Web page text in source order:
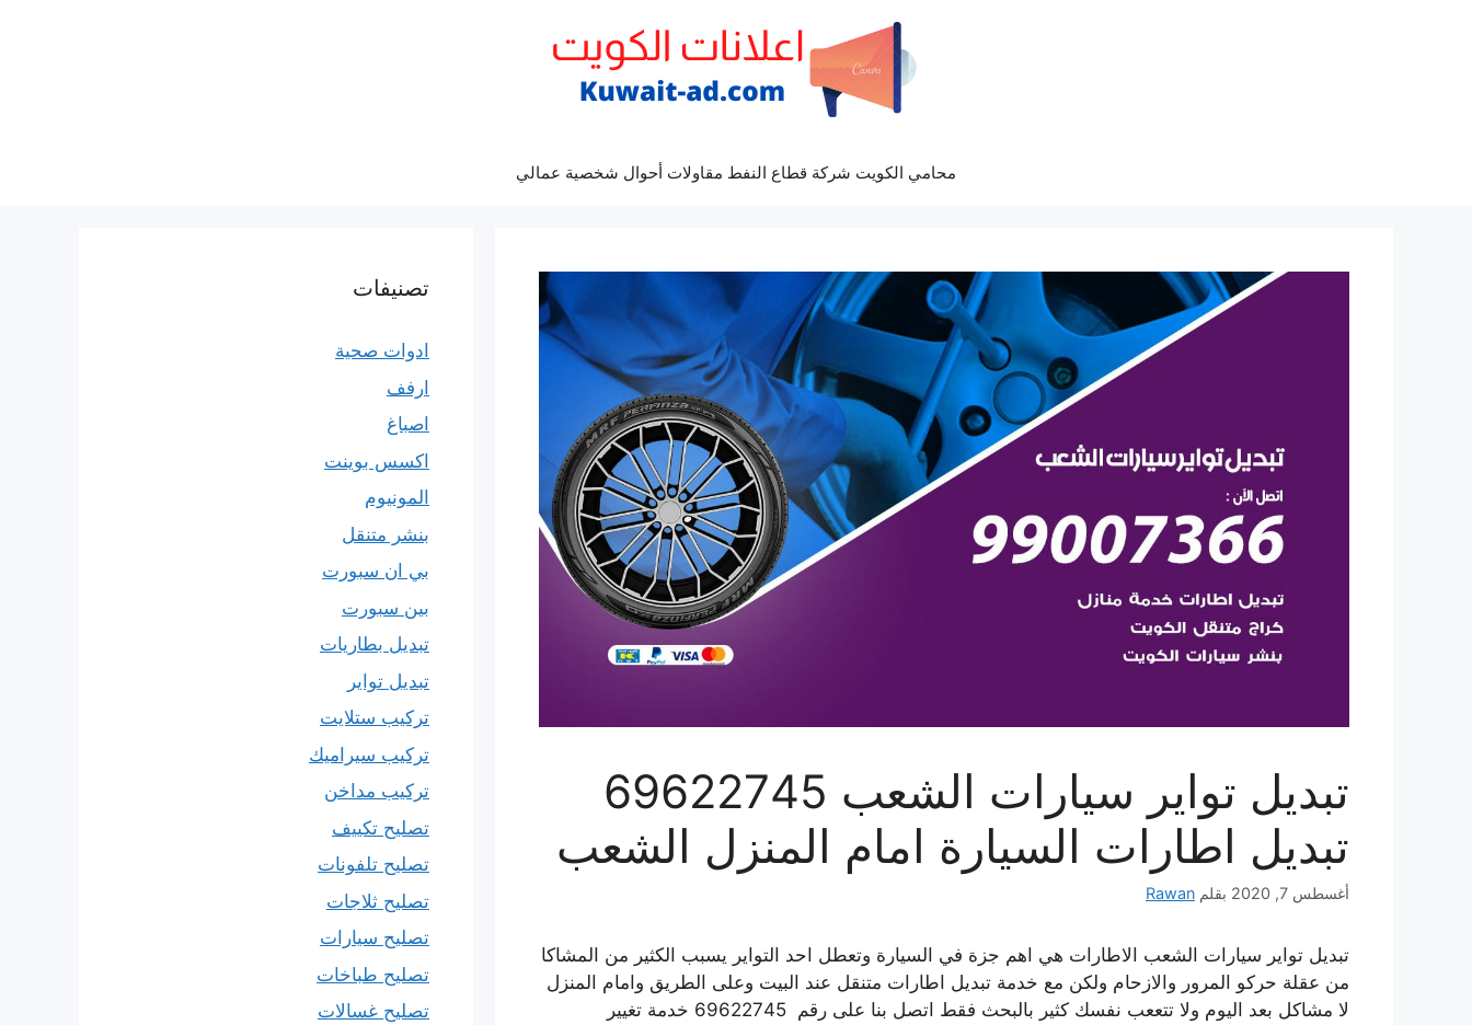
محامي الكويت شركة قطاع النفط مقاولات أحوال شخصية عمالي
تبديل تواير سيارات الشعب 69622745
تبديل اطارات السيارة امام المنزل الشعب
أغسطس 7, 2020 بقلم Rawan
تبديل تواير سيارات الشعب الاطارات هي اهم جزة في السيارة وتعطل احد التواير يسبب الكثير من المشاكا
من عقلة حركو المرور والازحام ولكن مع خدمة تبديل اطارات متنقل عند البيت وعلى الطريق وامام المنزل
لا مشاكل بعد اليوم ولا تتععب نفسك كثير بالبحث فقط اتصل بنا على رقم 69622745 خدمة تغيير
تصنيفات
ادوات صحية
ارفف
اصباغ
اكسس بوينت
المونيوم
بنشر متنقل
بي ان سبورت
بين سبورت
تبديل بطاريات
تبديل تواير
تركيب ستلايت
تركيب سيراميك
تركيب مداخن
تصليح تكييف
تصليح تلفونات
تصليح ثلاجات
تصليح سيارات
تصليح طباخات
تصليح غسالات